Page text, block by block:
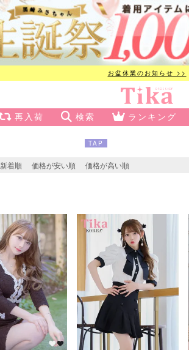
お盆休業のお知らせ >>
再入荷 検索 ランキング
TAP
新着順 価格が安い順 価格が高い順